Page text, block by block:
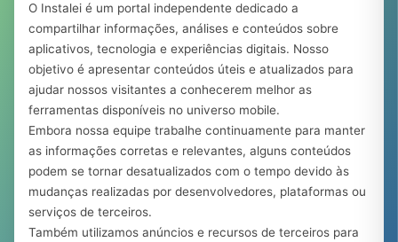
O Instalei é um portal independente dedicado a
compartilhar informações, análises e conteúdos sobre
aplicativos, tecnologia e experiências digitais. Nosso
objetivo é apresentar conteúdos úteis e atualizados para
ajudar nossos visitantes a conhecerem melhor as
ferramentas disponíveis no universo mobile.
Embora nossa equipe trabalhe continuamente para manter
as informações corretas e relevantes, alguns conteúdos
podem se tornar desatualizados com o tempo devido às
mudanças realizadas por desenvolvedores, plataformas ou
serviços de terceiros.
Também utilizamos anúncios e recursos de terceiros para